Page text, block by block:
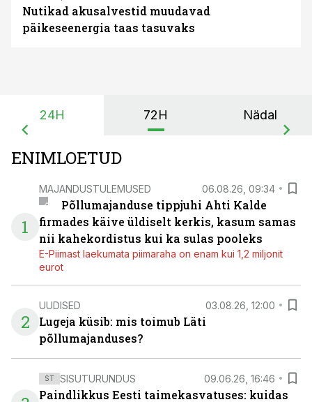
Nutikad akusalvestid muudavad
päikeseenergia taas tasuvaks
24H 72H Nädal
ENIMLOETUD
1
MAJANDUSTULEMUSED 06.08.26, 09:34
Põllumajanduse tippjuhi Ahti Kalde
firmades käive üldiselt kerkis, kasum samas
nii kahekordistus kui ka sulas pooleks
E-Piimast laekumata piimaraha on enam kui 1,2 miljonit
eurot
2
UUDISED 03.08.26, 12:00
Lugeja küsib: mis toimub Läti
põllumajanduses?
ST SISUTURUNDUS 09.06.26, 16:46
Paindlikkus Eesti taimekasvatuses: kuidas